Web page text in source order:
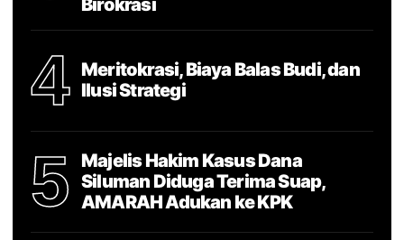
4
Meritokrasi, Biaya Balas Budi, dan
Ilusi Strategi
5
Majelis Hakim Kasus Dana
Siluman Diduga Terima Suap,
AMARAH Adukan ke KPK